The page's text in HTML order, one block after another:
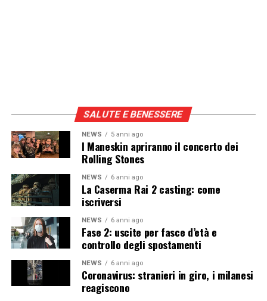
SALUTE E BENESSERE
NEWS 5 anni ago
I Maneskin apriranno il concerto dei
Rolling Stones
NEWS 6 anni ago
La Caserma Rai 2 casting: come
iscriversi
NEWS 6 anni ago
Fase 2: uscite per fasce d’età e
controllo degli spostamenti
NEWS 6 anni ago
Coronavirus: stranieri in giro, i milanesi
reagiscono